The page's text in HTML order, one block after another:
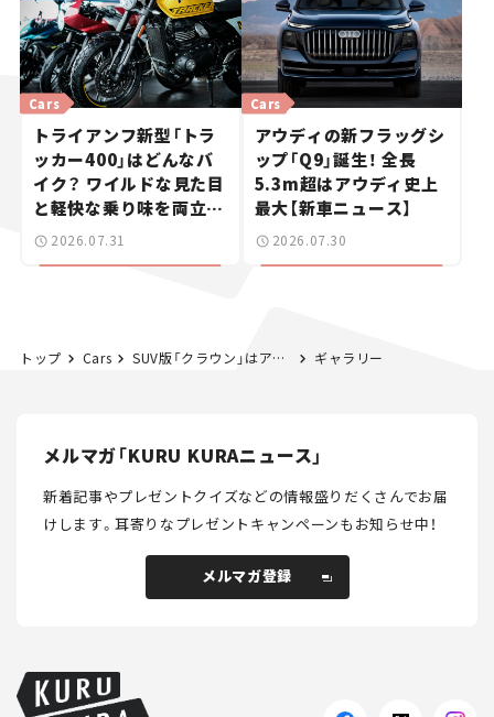
トライアンフ新型「トラ
ッカー400」はどんなバ
イク？ ワイルドな見た目
と軽快な乗り味を両立し
た400ccフラットトラッ
Cars
2026.07.31
アウディの新フラッグシ
ップ「Q9」誕生！ 全長
5.3m超はアウディ史上
最大【新車ニュース】
Cars
2026.07.30
トップ Cars SUV版「クラウン」はアリかナシか？ 新型クラウンの第2弾「スポーツ」に試乗。キャラクターは明確に立っていた。 ギャラリー
メルマガ「KURU KURAニュース」
新着記事やプレゼントクイズなどの情報盛りだくさんでお届
けします。耳寄りなプレゼントキャンペーンもお知らせ中！
メルマガ登録